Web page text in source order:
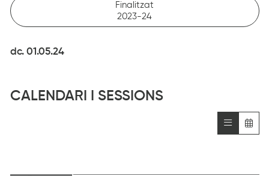
Finalitzat
2023-24
dc. 01.05.24
CALENDARI I SESSIONS